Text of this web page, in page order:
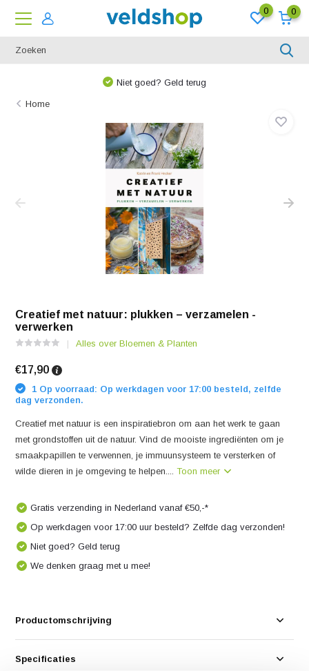
0 0
Niet goed? Geld terug
Home
Creatief met natuur: plukken – verzamelen -
verwerken
Alles over Bloemen & Planten
€17,90
1 Op voorraad: Op werkdagen voor 17:00 besteld, zelfde
dag verzonden.
Creatief met natuur is een inspiratiebron om aan het werk te gaan
met grondstoffen uit de natuur. Vind de mooiste ingrediënten om je
smaakpapillen te verwennen, je immuunsysteem te versterken of
wilde dieren in je omgeving te helpen....Toon meer
Gratis verzending in Nederland vanaf €50,-*
Op werkdagen voor 17:00 uur besteld? Zelfde dag verzonden!
Niet goed? Geld terug
We denken graag met u mee!
Productomschrijving
Specificaties